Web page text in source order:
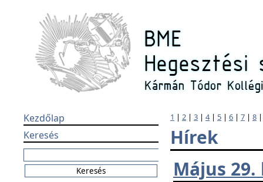
Kezdőlap
Keresés
1 | 2 | 3 | 4| 5 | 6 | 7 | 8
Hírek
Május